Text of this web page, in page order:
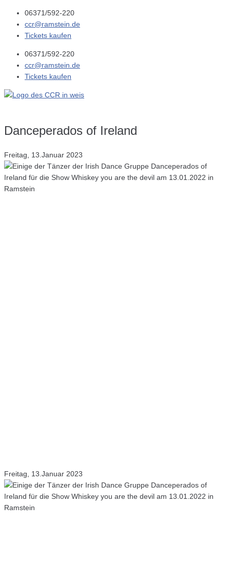
06371/592-220
ccr@ramstein.de
Tickets kaufen
06371/592-220
ccr@ramstein.de
Tickets kaufen
Danceperados of Ireland
Freitag, 13.Januar 2023
Freitag, 13.Januar 2023